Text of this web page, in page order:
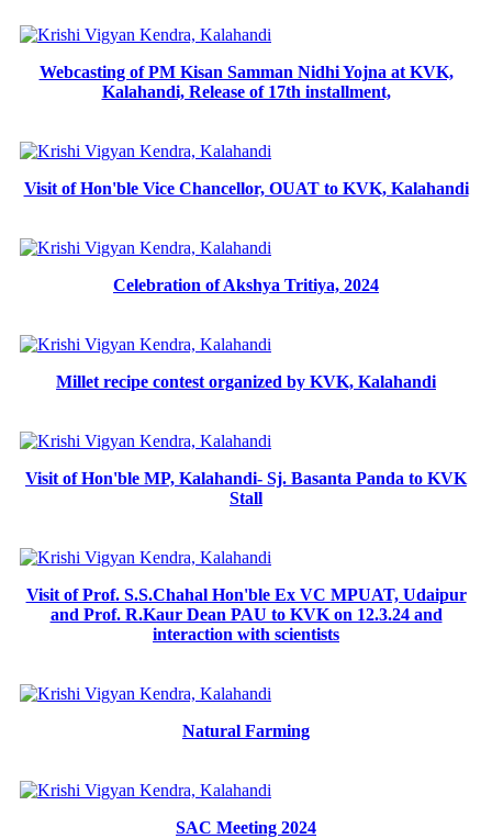
Webcasting of PM Kisan Samman Nidhi Yojna at KVK,
Kalahandi, Release of 17th installment,
Visit of Hon'ble Vice Chancellor, OUAT to KVK, Kalahandi
Celebration of Akshya Tritiya, 2024
Millet recipe contest organized by KVK, Kalahandi
Visit of Hon'ble MP, Kalahandi- Sj. Basanta Panda to KVK
Stall
Visit of Prof. S.S.Chahal Hon'ble Ex VC MPUAT, Udaipur
and Prof. R.Kaur Dean PAU to KVK on 12.3.24 and
interaction with scientists
Natural Farming
SAC Meeting 2024